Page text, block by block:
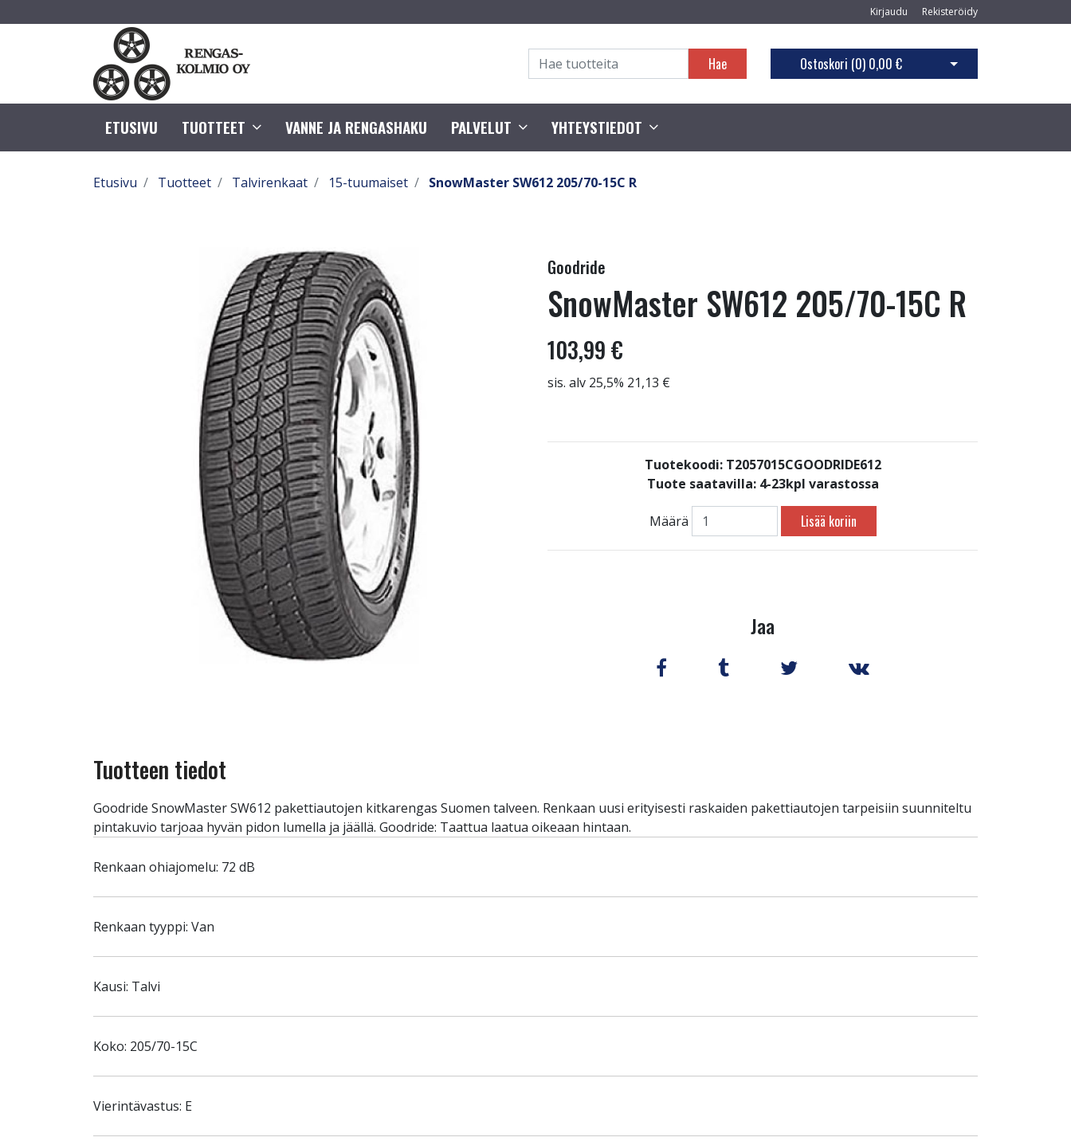
Kirjaudu Rekisteröidy
Hae Ostoskori (0) 0,00 € Avaa ostoskori
ETUSIVU TUOTTEET VANNE JA RENGASHAKU PALVELUT YHTEYSTIEDOT
Etusivu Tuotteet Talvirenkaat 15-tuumaiset SnowMaster SW612 205/70-15C R
Goodride
SnowMaster SW612 205/70-15C R
103,99 €
sis. alv 25,5% 21,13 €
Tuotekoodi: T2057015CGOODRIDE612
Tuote saatavilla: 4-23kpl varastossa
Määrä Lisää koriin
Jaa
Tuotteen tiedot
Goodride SnowMaster SW612 pakettiautojen kitkarengas Suomen talveen. Renkaan uusi erityisesti raskaiden pakettiautojen tarpeisiin suunniteltu
pintakuvio tarjoaa hyvän pidon lumella ja jäällä. Goodride: Taattua laatua oikeaan hintaan.
Renkaan ohiajomelu: 72 dB
Renkaan tyyppi: Van
Kausi: Talvi
Koko: 205/70-15C
Vierintävastus: E